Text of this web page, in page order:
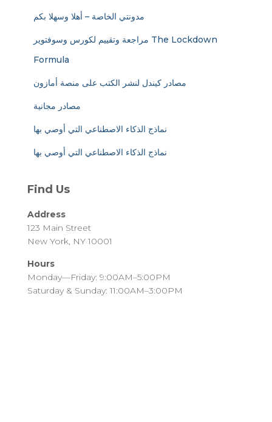
مدونتي الخاصة – أهلا وسهلا بكم
مراجعة وتقييم لكورس وسوفتوير The Lockdown
Formula
مصادر كيندل لنشر الكتب على منصة أمازون
مصادر مجانية
نماذج الذكاء الاصطناعي التي أوصي بها
نماذج الذكاء الاصطناعي التي أوصي بها
Find Us
Address
123 Main Street
New York, NY 10001
Hours
Monday—Friday: 9:00AM–5:00PM
Saturday & Sunday: 11:00AM–3:00PM